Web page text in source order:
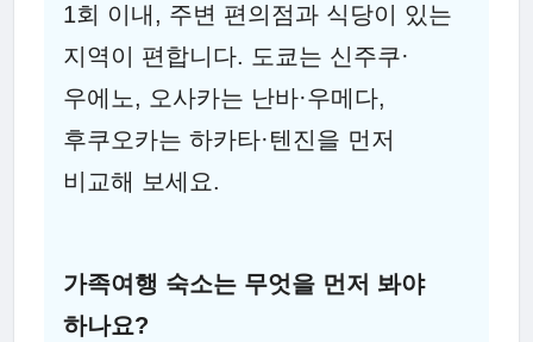
1회 이내, 주변 편의점과 식당이 있는
지역이 편합니다. 도쿄는 신주쿠·
우에노, 오사카는 난바·우메다,
후쿠오카는 하카타·텐진을 먼저
비교해 보세요.
가족여행 숙소는 무엇을 먼저 봐야
하나요?